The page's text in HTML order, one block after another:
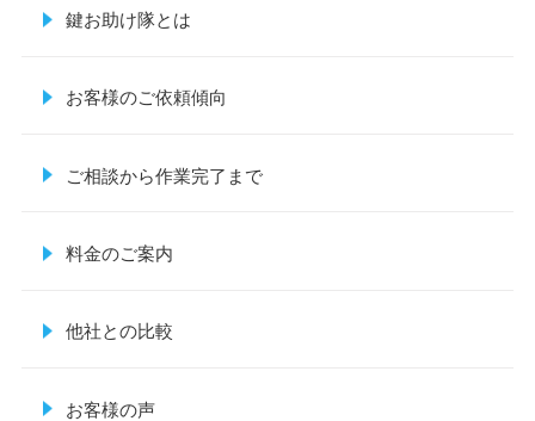
鍵お助け隊とは
お客様のご依頼傾向
ご相談から作業完了まで
料金のご案内
他社との比較
お客様の声